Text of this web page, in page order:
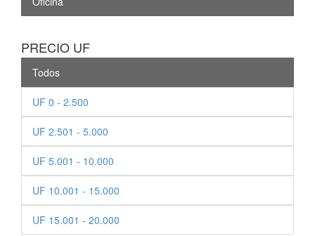
PRECIO UF
Todos
UF 0 - 2.500
UF 2.501 - 5.000
UF 5.001 - 10.000
UF 10.001 - 15.000
UF 15.001 - 20.000